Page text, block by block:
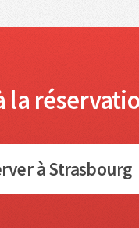
la
à Strasbourg